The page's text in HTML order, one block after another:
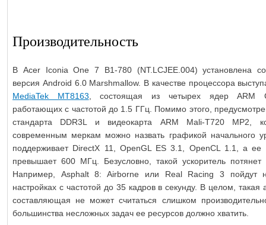
Производительность
В Acer Iconia One 7 B1-780 (NT.LCJEE.004) установлена
версия Android 6.0 Marshmallow. В качестве процессора
MediaTek MT8163 , состоящая из четырех ядер ARM
работающих с частотой до 1.5 ГГц. Помимо этого,
стандарта DDR3L и видеокарта ARM Mali-T720 MP2,
современным меркам можно назвать графикой начального
поддерживает DirectX 11, OpenGL ES 3.1, OpenCL 1.1, а ее
превышает 600 МГц. Безусловно, такой ускоритель потянет
Например, Asphalt 8: Airborne или Real Racing 3 пойдут
настройках с частотой до 35 кадров в секунду. В целом, такая
составляющая не может считаться слишком
большинства несложных задач ее ресурсов должно хватить.